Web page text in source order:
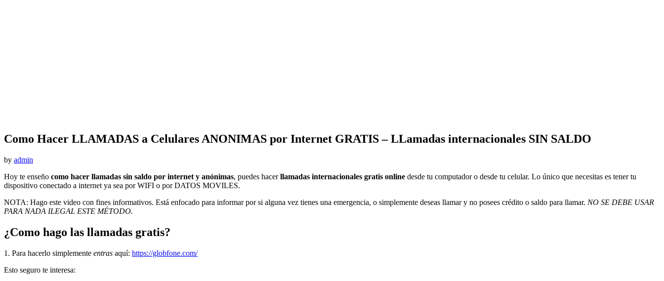
Como Hacer LLAMADAS a Celulares ANONIMAS por Internet GRATIS – LLamadas internacionales SIN SALDO
by admin
Hoy te enseño como hacer llamadas sin saldo por internet y anónimas, puedes hacerllamadas internacionales gratis online desde tu computador o desde tu celular. Lo único que necesitas es tener tu
dispositivo conectado a internet ya sea por WIFI o por DATOS MOVILES.
NOTA: Hago este video con fines informativos. Está enfocado para informar por si alguna vez tienes una emergencia, o simplemente deseas llamar y no posees crédito o saldo para llamar. NO SE DEBE USAR
PARA NADA ILEGAL ESTE MÉTODO.
¿Como hago las llamadas gratis?
1. Para hacerlo simplemente entras aquí: https://globfone.com/
Esto seguro te interesa: